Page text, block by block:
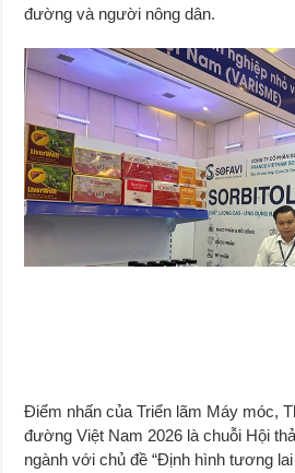
đường và người nông dân.
Điểm nhấn của Triển lãm Máy móc,
đường Việt Nam 2026 là chuỗi Hội
ngành với chủ đề “Định hình tương